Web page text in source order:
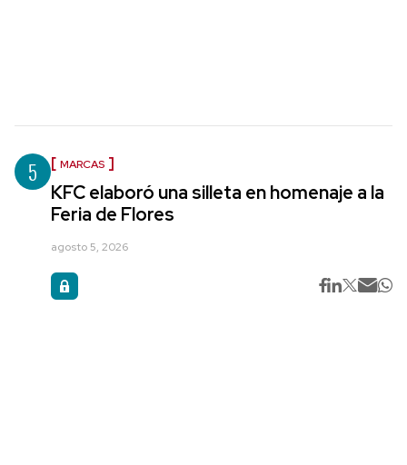
5 MARCAS
KFC elaboró una silleta en homenaje a la
Feria de Flores
agosto 5, 2026